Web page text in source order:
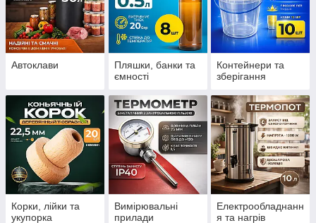
Автоклави
Пляшки, банки та
ємності
Контейнери та
зберігання
Корки, лійки та
укупорка
Вимірювальні
прилади
Електрообладнанн
я та нагрів